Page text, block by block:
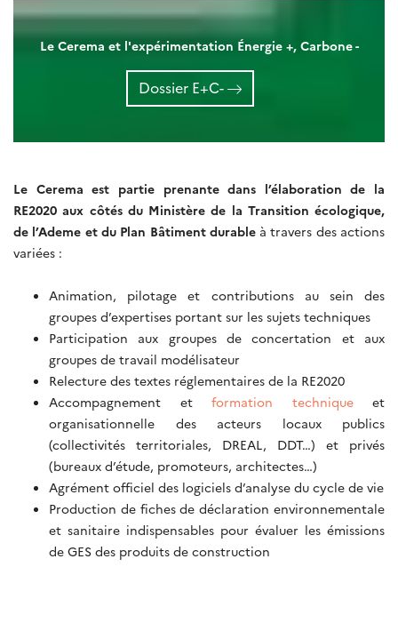
Le Cerema et l'expérimentation Énergie +, Carbone -
Dossier E+C-
Le Cerema est partie prenante dans l’élaboration de la
RE2020 aux côtés du Ministère de la Transition écologique,
de l’Ademe et du Plan Bâtiment durableà travers des actions
variées :
Animation, pilotage et contributions au sein des
groupes d’expertises portant sur les sujets techniques
Participation aux groupes de concertation et aux
groupes de travail modélisateur
Relecture des textes réglementaires de la RE2020
Accompagnement et formation techniqueet
organisationnelle des acteurs locaux publics
(collectivités territoriales, DREAL, DDT…) et privés
(bureaux d’étude, promoteurs, architectes…)
Agrément officiel des logiciels d’analyse du cycle de vie
Production de fiches de déclaration environnementale
et sanitaire indispensables pour évaluer les émissions
de GES des produits de construction